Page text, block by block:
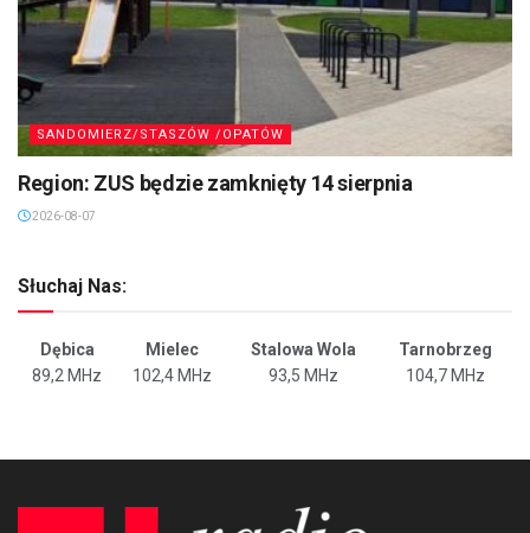
SANDOMIERZ/STASZÓW /OPATÓW
Region: ZUS będzie zamknięty 14 sierpnia
2026-08-07
Słuchaj Nas:
Dębica Mielec Stalowa Wola
Tarnobrzeg
89,2 MHz
102,4 MHz 93,5 MHz 104,7 MHz